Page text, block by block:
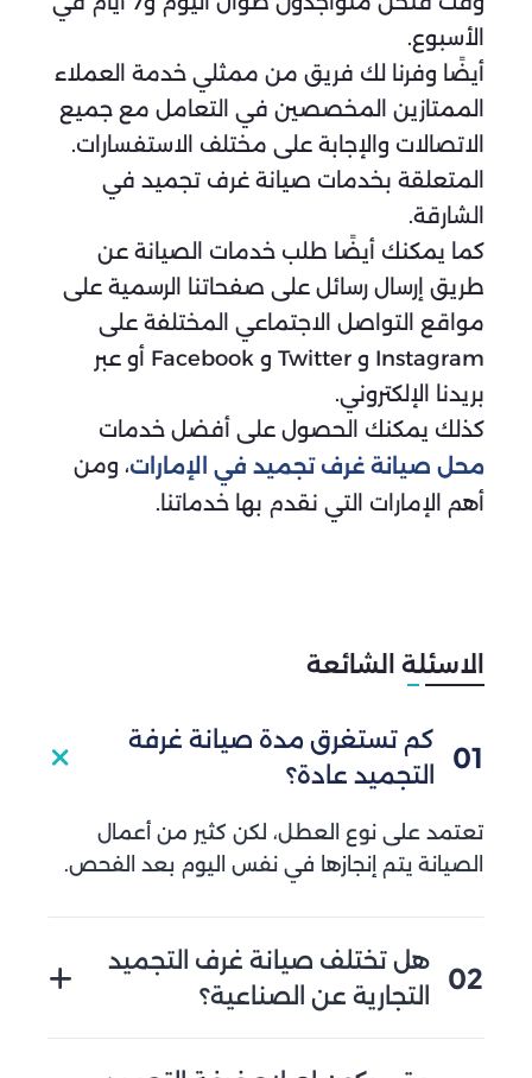
الأسبوع.
أيضًا وفرنا لك فريق من ممثلي خدمة العملاء
الممتازين المخصصين في التعامل مع جميع
الاتصالات والإجابة على مختلف الاستفسارات.
المتعلقة بخدمات صيانة غرف تجميد في
الشارقة.
كما يمكنك أيضًا طلب خدمات الصيانة عن
طريق إرسال رسائل على صفحاتنا الرسمية على
مواقع التواصل الاجتماعي المختلفة على
Instagram و Twitter و Facebook أو عبر
بريدنا الإلكتروني.
كذلك يمكنك الحصول على أفضل خدمات
محل صيانة غرف تجميد في الإمارات، ومن
أهم الإمارات التي نقدم بها خدماتنا.
الاسئلة الشائعة
01
كم تستغرق مدة صيانة غرفة
التجميد عادة؟
تعتمد على نوع العطل، لكن كثير من أعمال
الصيانة يتم إنجازها في نفس اليوم بعد الفحص.
02
هل تختلف صيانة غرف التجميد
التجارية عن الصناعية؟